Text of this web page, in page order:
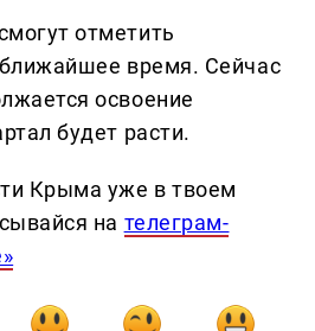
отметить
время. Сейчас
освоение
будет расти.
Крыма уже в твоем
на телеграм-